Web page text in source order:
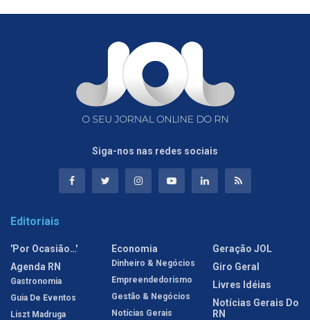
Siga-nos nas redes sociais
Editoriais
'Por Ocasião…'
Agenda RN
Gastronomia
Guia De Eventos
Liszt Madruga
Economia
Dinheiro & Negócios
Empreendedorismo
Gestão & Negócios
Notícias Gerais
Geração JOL
Giro Geral
Livres Idéias
Notícias Gerais Do
RN